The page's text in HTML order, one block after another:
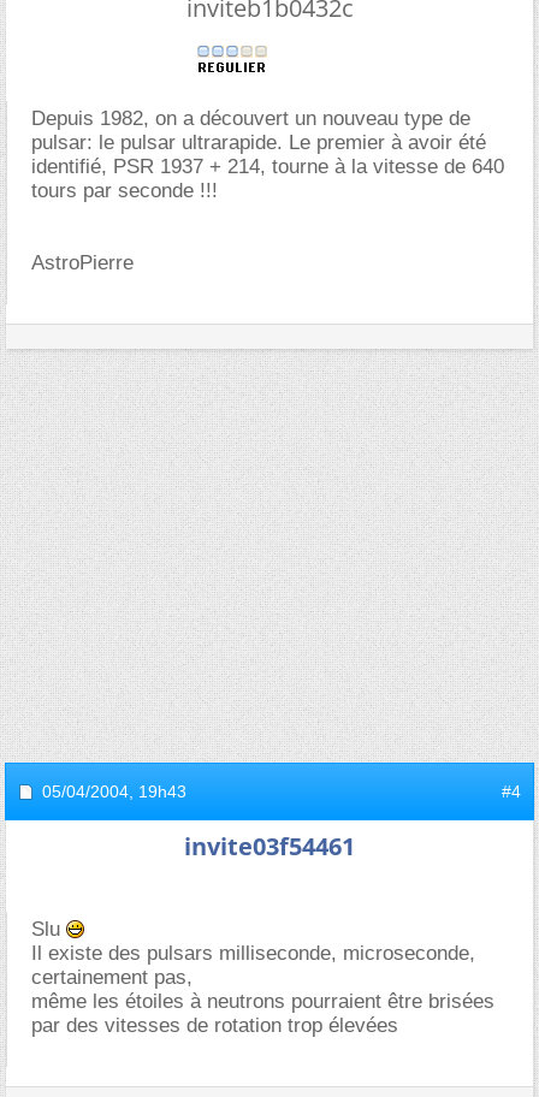
inviteb1b0432c
Depuis 1982, on a découvert un nouveau type de
pulsar: le pulsar ultrarapide. Le premier à avoir été
identifié, PSR 1937 + 214, tourne à la vitesse de 640
tours par seconde !!!
AstroPierre
05/04/2004, 19h43 #4
invite03f54461
Slu
Il existe des pulsars milliseconde, microseconde,
certainement pas,
même les étoiles à neutrons pourraient être brisées
par des vitesses de rotation trop élevées